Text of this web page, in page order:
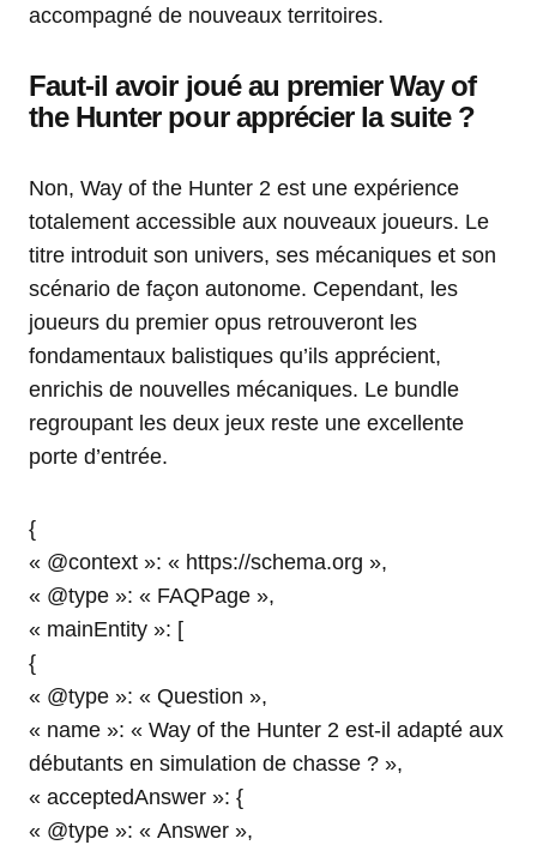
accompagné de nouveaux territoires.
Faut-il avoir joué au premier Way of
the Hunter pour apprécier la suite ?
Non, Way of the Hunter 2 est une expérience
totalement accessible aux nouveaux joueurs. Le
titre introduit son univers, ses mécaniques et son
scénario de façon autonome. Cependant, les
joueurs du premier opus retrouveront les
fondamentaux balistiques qu’ils apprécient,
enrichis de nouvelles mécaniques. Le bundle
regroupant les deux jeux reste une excellente
porte d’entrée.
{
« @context »: « https://schema.org »,
« @type »: « FAQPage »,
« mainEntity »: [
{
« @type »: « Question »,
« name »: « Way of the Hunter 2 est-il adapté aux
débutants en simulation de chasse ? »,
« acceptedAnswer »: {
« @type »: « Answer »,